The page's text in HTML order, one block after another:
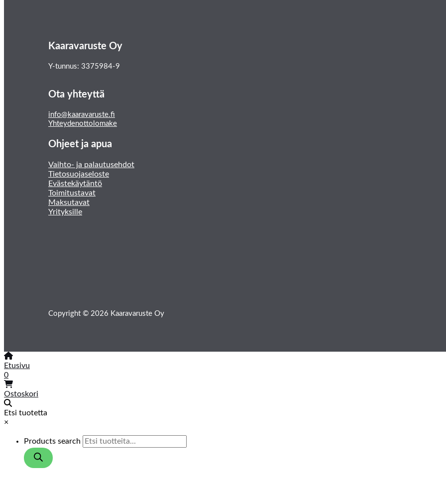
Kaaravaruste Oy
Y-tunnus: 3375984-9
Ota yhteyttä
info@kaaravaruste.fi
Yhteydenottolomake
Ohjeet ja apua
Vaihto- ja palautusehdot
Tietosuojaseloste
Evästekäytäntö
Toimitustavat
Maksutavat
Yrityksille
Copyright © 2026 Kaaravaruste Oy
Etusivu
0
Ostoskori
Etsi tuotetta
×
Products search